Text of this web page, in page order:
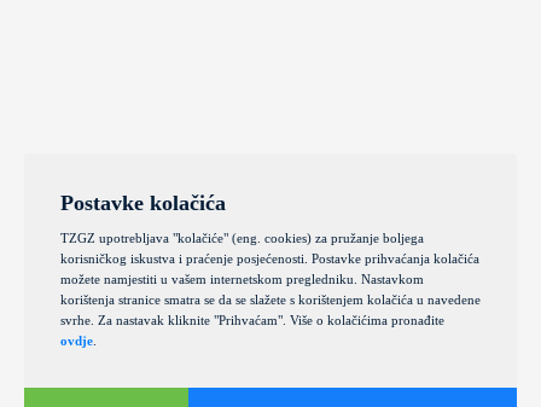
Postavke kolačića
TZGZ upotrebljava "kolačiće" (eng. cookies) za pružanje boljega
korisničkog iskustva i praćenje posjećenosti. Postavke prihvaćanja kolačića
možete namjestiti u vašem internetskom pregledniku. Nastavkom
korištenja stranice smatra se da se slažete s korištenjem kolačića u navedene
svrhe. Za nastavak kliknite "Prihvaćam". Više o kolačićima pronađite
ovdje